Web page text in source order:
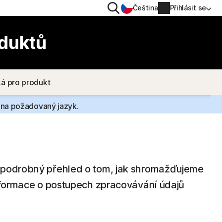
OCHRANA SOUKROMÍ
HledatČeština Přihlásit se
Informace o účtu
Historie objednávek
Zadejte kód produktu
pro produkt
požadovaný jazyk.
přehled o tom, jak shromažďujeme
o postupech zpracovávání údajů